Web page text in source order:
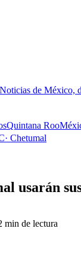
Noticias de México,
Quintana Roo
· Chetumal
usarán
min de lectura